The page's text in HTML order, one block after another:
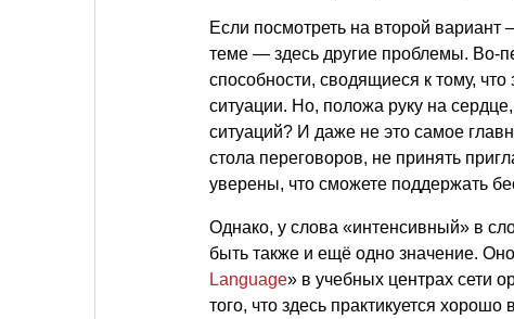
Если посмотреть на второй
теме — здесь другие проблемы. Во-
способности, сводящиеся к тому, что
ситуации. Но, положа руку на
ситуаций? И даже не это самое
стола переговоров, не принять
уверены, что сможете поддержать
Однако, у слова «интенсивный» в
быть также и ещё одно значение.
Language» в учебных центрах сети
того, что здесь практикуется